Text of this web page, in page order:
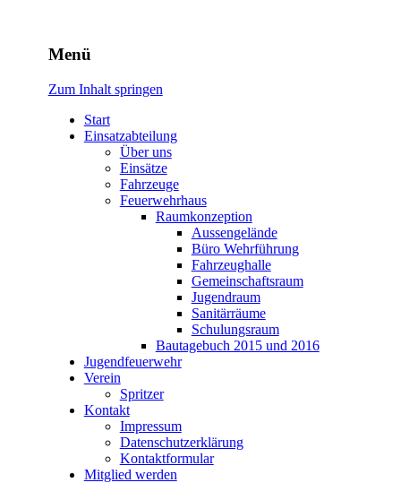
Freiwillige Feuerwehr
Rodheim v.d.H.
Menü
Zum Inhalt springen
Start
Einsatzabteilung
Über uns
Einsätze
Fahrzeuge
Feuerwehrhaus
Raumkonzeption
Aussengelände
Büro Wehrführung
Fahrzeughalle
Gemeinschaftsraum
Jugendraum
Sanitärräume
Schulungsraum
Bautagebuch 2015 und 2016
Jugendfeuerwehr
Verein
Spritzer
Kontakt
Impressum
Datenschutzerklärung
Kontaktformular
Mitglied werden